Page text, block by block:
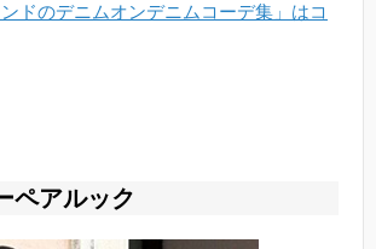
ドのデニムオンデニムコーデ集」はコ
ペアルック